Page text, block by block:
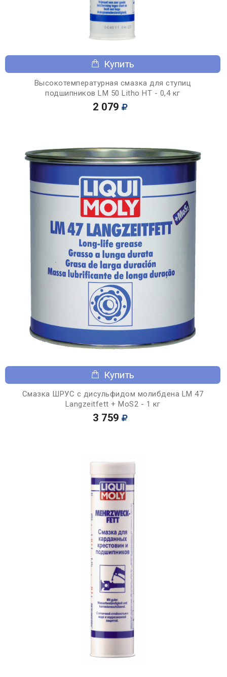
Купить
Высокотемпературная смазка для ступиц
подшипников LM 50 Litho HT - 0,4 кг
2 079
Купить
Смазка ШРУС с дисульфидом молибдена LM 47
Langzeitfett + MoS2 - 1 кг
3 759